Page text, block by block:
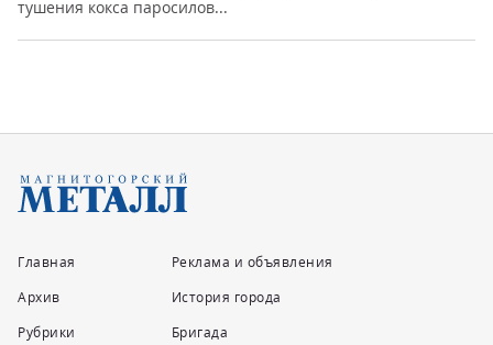
тушения кокса паросилов...
Главная
Архив
Рубрики
Реклама и объявления
История города
Бригада